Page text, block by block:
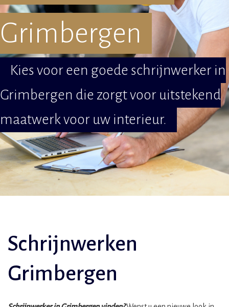
Grimbergen
Kies voor een goede schrijnwerker in
Grimbergen die zorgt voor uitstekend
maatwerk voor uw interieur.
Schrijnwerken
Grimbergen